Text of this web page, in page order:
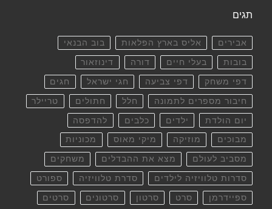
תגים
אבירים אליס בארץ הפלאות בוב הבנאי
בובות בעלי חיים דורה דינוזאור
דפי משחק דפי צביעה חגי ישראל חגים
חיבור מספרים לתמונה חלל חתולים טריילר
יום הולדת ילדים כלבים להדפסה
מבוכים מוזיקה מיקי מאוס מכוניות
מסביב לעולם מצא את ההבדלים משחקים
סדרות טלוויזיה לילדים סדרת טלוויזיה ספורט
ספיידרמן סרט סרטון סרטונים סרטים